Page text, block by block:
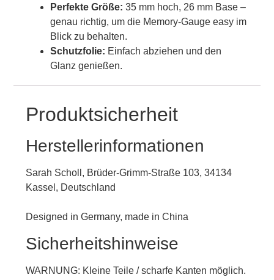
Perfekte Größe: 35 mm hoch, 26 mm Base –
genau richtig, um die Memory-Gauge easy im
Blick zu behalten.
Schutzfolie: Einfach abziehen und den
Glanz genießen.
Produktsicherheit
Herstellerinformationen
Sarah Scholl, Brüder-Grimm-Straße 103, 34134
Kassel, Deutschland
Designed in Germany, made in China
Sicherheitshinweise
WARNUNG: Kleine Teile / scharfe Kanten möglich.